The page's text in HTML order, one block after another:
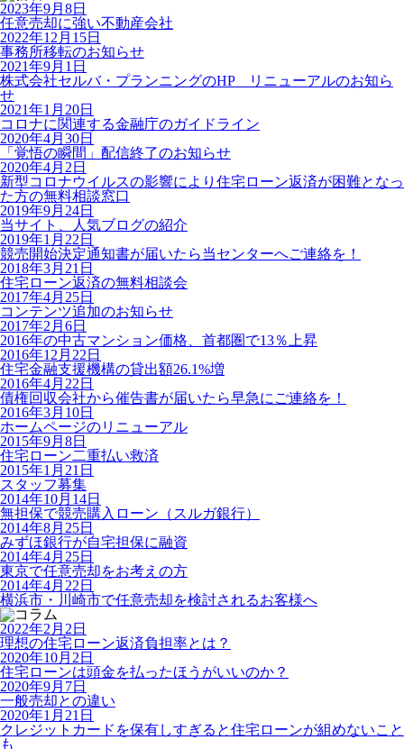
2023年9月8日
任意売却に強い不動産会社
2022年12月15日
事務所移転のお知らせ
2021年9月1日
株式会社セルバ・プランニングのHP リニューアルのお知ら
せ
2021年1月20日
コロナに関連する金融庁のガイドライン
2020年4月30日
「覚悟の瞬間」配信終了のお知らせ
2020年4月2日
新型コロナウイルスの影響により住宅ローン返済が困難となっ
た方の無料相談窓口
2019年9月24日
当サイト、人気ブログの紹介
2019年1月22日
競売開始決定通知書が届いたら当センターへご連絡を！
2018年3月21日
住宅ローン返済の無料相談会
2017年4月25日
コンテンツ追加のお知らせ
2017年2月6日
2016年の中古マンション価格、首都圏で13％上昇
2016年12月22日
住宅金融支援機構の貸出額26.1%増
2016年4月22日
債権回収会社から催告書が届いたら早急にご連絡を！
2016年3月10日
ホームページのリニューアル
2015年9月8日
住宅ローン二重払い救済
2015年1月21日
スタッフ募集
2014年10月14日
無担保で競売購入ローン（スルガ銀行）
2014年8月25日
みずほ銀行が自宅担保に融資
2014年4月25日
東京で任意売却をお考えの方
2014年4月22日
横浜市・川崎市で任意売却を検討されるお客様へ
2022年2月2日
理想の住宅ローン返済負担率とは？
2020年10月2日
住宅ローンは頭金を払ったほうがいいのか？
2020年9月7日
一般売却との違い
2020年1月21日
クレジットカードを保有しすぎると住宅ローンが組めないこと
も